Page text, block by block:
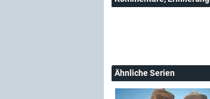
Ähnliche Serien